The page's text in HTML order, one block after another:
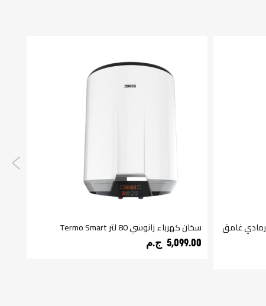
غسالة اتوماتيك زانوسي SteamMax رمادي غامق سخان كهرباء زانوسي 80 لتر Termo Smart
5,099.00 ج.م‏